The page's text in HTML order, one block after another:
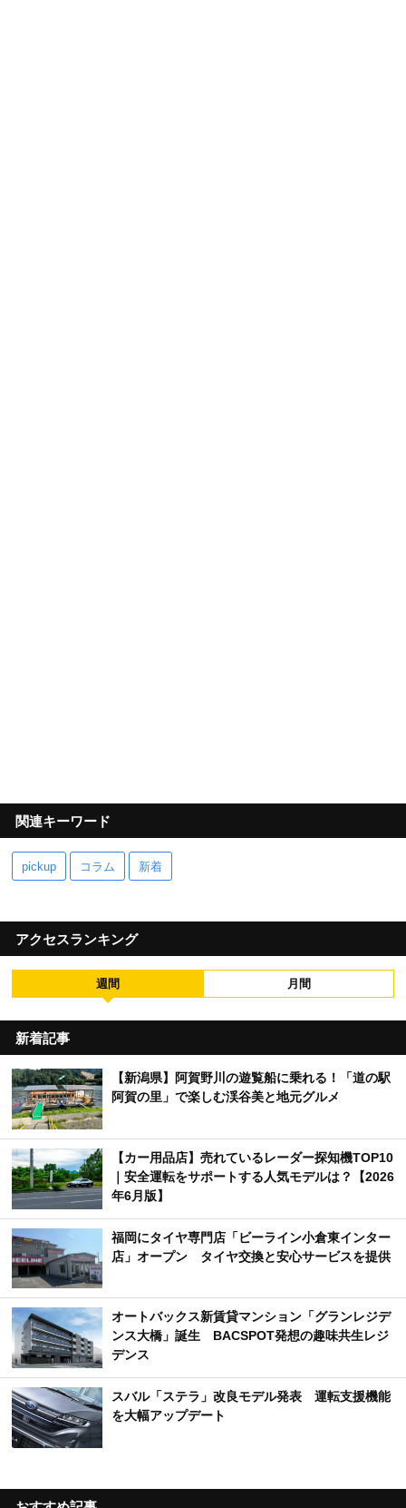
関連キーワード
pickup コラム 新着
アクセスランキング
週間 月間
新着記事
【新潟県】阿賀野川の遊覧船に乗れる！「道の駅
阿賀の里」で楽しむ渓谷美と地元グルメ
【カー用品店】売れているレーダー探知機TOP10
｜安全運転をサポートする人気モデルは？【2026
年6月版】
福岡にタイヤ専門店「ビーライン小倉東インター
店」オープン タイヤ交換と安心サービスを提供
オートバックス新賃貸マンション「グランレジデ
ンス大橋」誕生 BACSPOT発想の趣味共生レジ
デンス
スバル「ステラ」改良モデル発表 運転支援機能
を大幅アップデート